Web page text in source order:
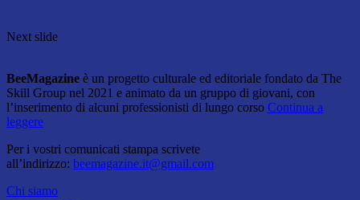
Next slide
BeeMagazine è un progetto culturale ed editoriale fondato da The
Skill Group nel 2021 e animato da un gruppo di giovani, con
l’inserimento di alcuni professionisti di lungo corso Continua a
leggere
Per i vostri comunicati stampa scrivete
all’indirizzo: beemagazine.it@gmail.com
Chi siamo